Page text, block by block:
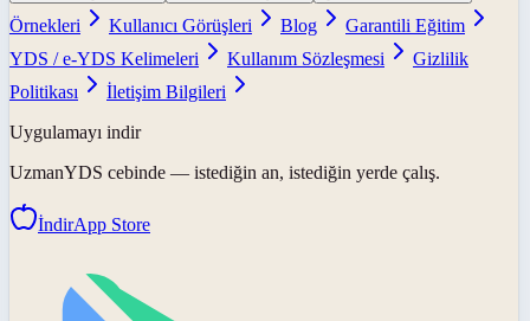
Örnekleri
Kullanıcı Görüşleri Blog
Garantili Eğitim
YDS / e-YDS Kelimeleri
Kullanım Sözleşmesi
Gizlilik
Politikası
İletişim Bilgileri
Uygulamayı indir
UzmanYDS cebinde — istediğin an, istediğin yerde çalış.
İndirApp Store